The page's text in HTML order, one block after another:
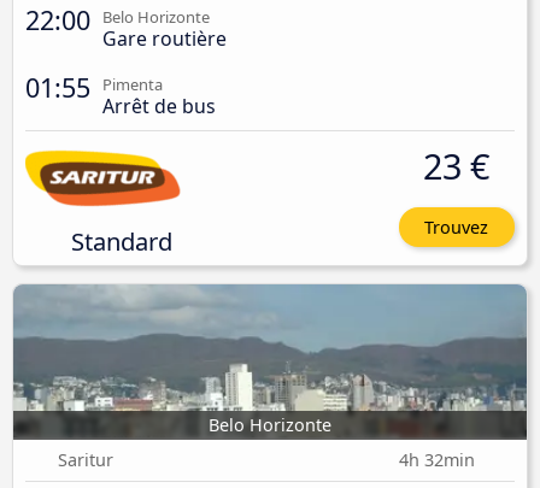
22:00 Belo Horizonte
Gare routière
01:55 Pimenta
Arrêt de bus
Standard
23 €
Trouvez
Belo Horizonte
Saritur
4h 32min